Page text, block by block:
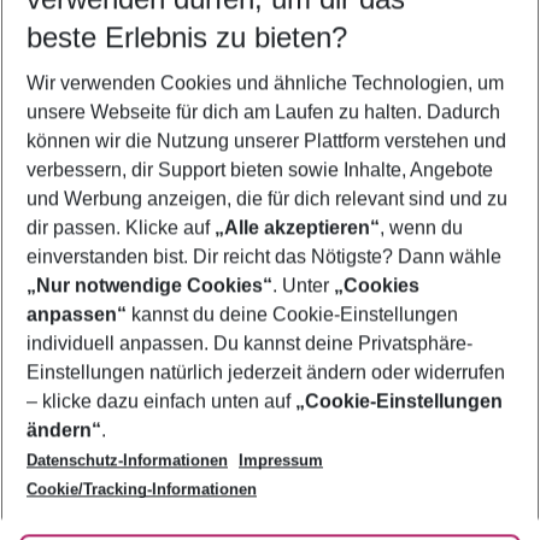
5-8 Nächte
2 Erwachsene Keine Kinder
Mehr Filter anzeigen
Footer
Footer navigation
Über uns
AGB
Bestpreisgarantie
Cookie-Einstellungen ändern
Cookie-Richtlinie
Agenturbetreuung
Barrierefreies Reisen
Folge uns
beste Erlebnis zu bieten?
Wir verwenden Cookies und ähnliche Technologien, um
unsere Webseite für dich am Laufen zu halten. Dadurch
können wir die Nutzung unserer Plattform verstehen und
verbessern, dir Support bieten sowie Inhalte, Angebote
und Werbung anzeigen, die für dich relevant sind und zu
dir passen. Klicke auf „Alle akzeptieren“, wenn du
einverstanden bist. Dir reicht das Nötigste? Dann wähle
„Nur notwendige Cookies“. Unter „Cookies
anpassen“ kannst du deine Cookie-Einstellungen
individuell anpassen. Du kannst deine Privatsphäre-
Einstellungen natürlich jederzeit ändern oder widerrufen
– klicke dazu einfach unten auf „Cookie-Einstellungen
ändern“.
Datenschutz-Informationen
Impressum
Cookie/Tracking-Informationen